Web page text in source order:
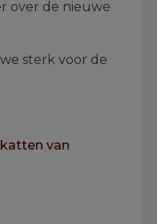
over de nieuwe
sterk voor de
van